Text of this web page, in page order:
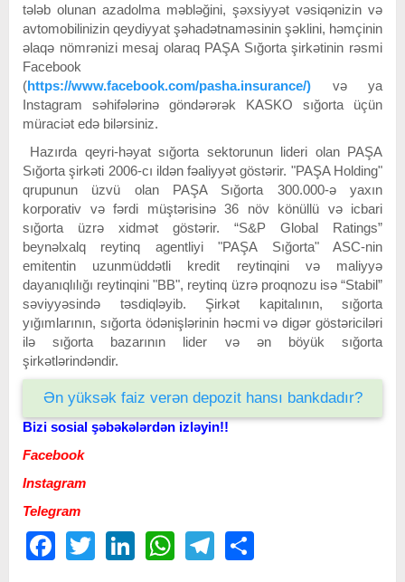
tələb olunan azadolma məbləğini, şəxsiyyət vəsiqənizin və
avtomobilinizin qeydiyyat şəhadətnaməsinin şəklini, həmçinin
əlaqə nömrənizi mesaj olaraq PAŞA Sığorta şirkətinin rəsmi
Facebook
(https://www.facebook.com/pasha.insurance/) və ya
Instagram səhifələrinə göndərərək KASKO sığorta üçün
müraciət edə bilərsiniz.
Hazırda qeyri-həyat sığorta sektorunun lideri olan PAŞA
Sığorta şirkəti 2006-cı ildən fəaliyyət göstərir. "PAŞA Holding"
qrupunun üzvü olan PAŞA Sığorta 300.000-ə yaxın
korporativ və fərdi müştərisinə 36 növ könüllü və icbari
sığorta üzrə xidmət göstərir. “S&P Global Ratings”
beynəlxalq reytinq agentliyi "PAŞA Sığorta" ASC-nin
emitentin uzunmüddətli kredit reytinqini və maliyyə
dayanıqlılığı reytinqini "BB", reytinq üzrə proqnozu isə “Stabil”
səviyyəsində təsdiqləyib. Şirkət kapitalının, sığorta
yığımlarının, sığorta ödənişlərinin həcmi və digər göstəriciləri
ilə sığorta bazarının lider və ən böyük sığorta
şirkətlərindəndir.
Ən yüksək faiz verən depozit hansı bankdadır?
Bizi sosial şəbəkələrdən izləyin!!
Facebook
Instagram
Telegram
FacebookTwitter LinkedIn WhatsAppTelegram